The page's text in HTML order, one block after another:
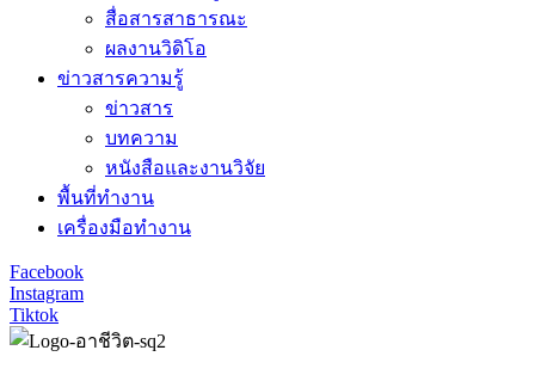
สื่อสารสาธารณะ
ผลงานวิดิโอ
ข่าวสารความรู้
ข่าวสาร
บทความ
หนังสือและงานวิจัย
พื้นที่ทำงาน
เครื่องมือทำงาน
Facebook
Instagram
Tiktok